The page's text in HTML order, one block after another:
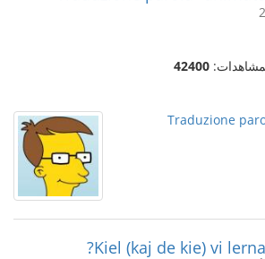
42400
Traduzione
Kiel (kaj de kie) vi